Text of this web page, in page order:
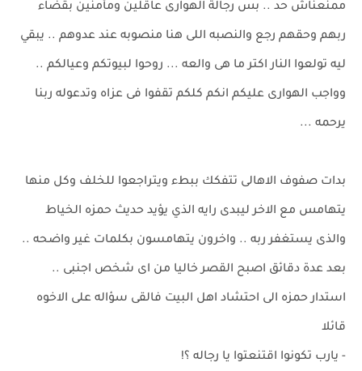
ممنعناش حد .. بس رجالة الهوارى عاقلين ومأمنين بقضاء
ربهم وحقهم رجع والنصبه اللى هنا منصوبه عند عدوهم .. يبقي
ليه تولعوا النار اكتر ما هى والعه ... روحوا لبيوتكم وعيالكم ..
وواجب الهوارى عليكم انكم كلكم تقفوا فى عزاه وتدعوله ربنا
يرحمه ...
بدات صفوف الاهالى تتفكك ببطء ويتراجعوا للخلف وكل منها
يتهامس مع الاخر ليبدى رايه الذي يؤيد حديث حمزه الخياط
والذى يستغفر ربه .. واخرون يتهامسون بكلمات غير واضحه ..
بعد عدة دقائق اصبح القصر خاليا من اى شخص اجنبى ..
استدار حمزه الى احتشاد اهل البيت فالقى سؤاله على الاخوه
قائلا
- يارب تكونوا اقتنعتوا يا رجاله ؟!